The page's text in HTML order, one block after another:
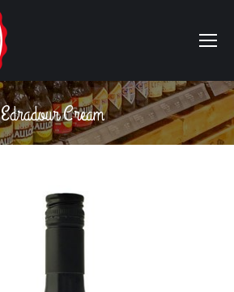
Edradour Cream
Vous êtes ici :